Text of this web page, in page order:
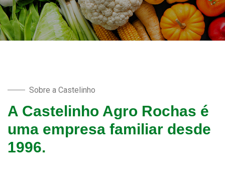
Sobre a Castelinho
A Castelinho Agro Rochas é
uma empresa familiar desde
1996.